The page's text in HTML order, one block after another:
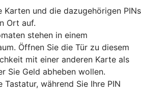
Karten und die dazugehörigen PINs
Ort auf.
stehen in einem
Öffnen Sie die Tür zu diesem
mit einer anderen Karte als
Sie Geld abheben wollen.
Tastatur, während Sie Ihre PIN